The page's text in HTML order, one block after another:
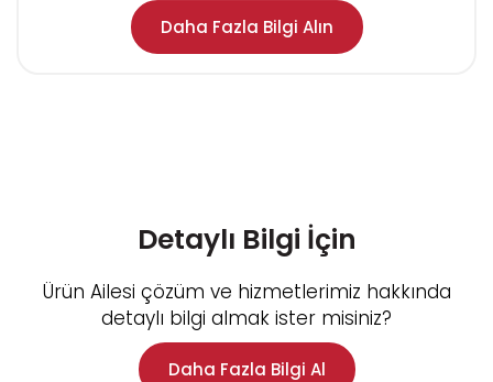
Daha Fazla Bilgi Alın
Detaylı Bilgi İçin​
Ürün Ailesi çözüm ve hizmetlerimiz hakkında
detaylı bilgi almak ister misiniz?
Daha Fazla Bilgi Al